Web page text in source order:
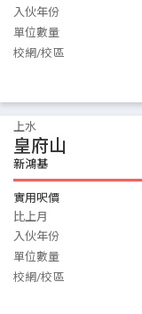
入伙年份
單位數量
校網/校區
上水
皇府山
新鴻基
實用呎價
比上月
入伙年份
單位數量
校網/校區